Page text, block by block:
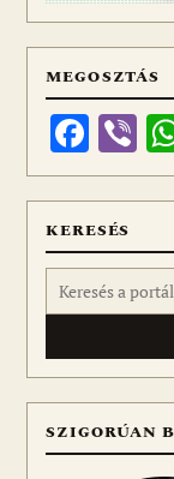
MEGOSZTÁS
KERESÉS
Keresés:
SZIGORÚAN